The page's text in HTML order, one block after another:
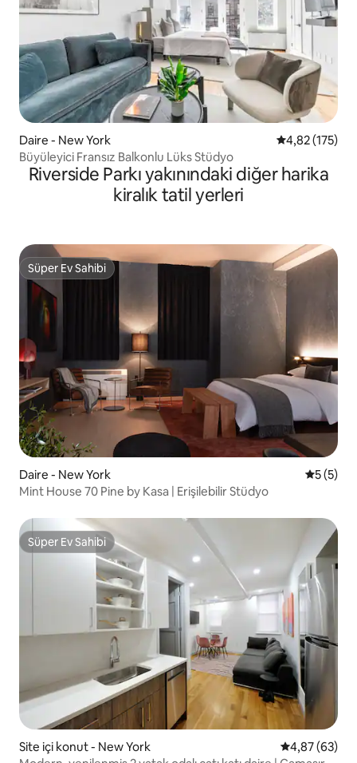
Daire - New York 5 üzerinden
4,82 (175)
Büyüleyici Fransız Balkonlu Lüks Stüdyo
Riverside Parkı yakınındaki diğer harika
kiralık tatil yerleri
Süper Ev Sahibi
Süper Ev Sahibi
Daire - New York 55 (5)
Mint House 70 Pine by Kasa | Erişilebilir Stüdyo
Süper Ev Sahibi
Süper Ev Sahibi
Site içi konut - New York 5 üzerinden
4,87 (63)